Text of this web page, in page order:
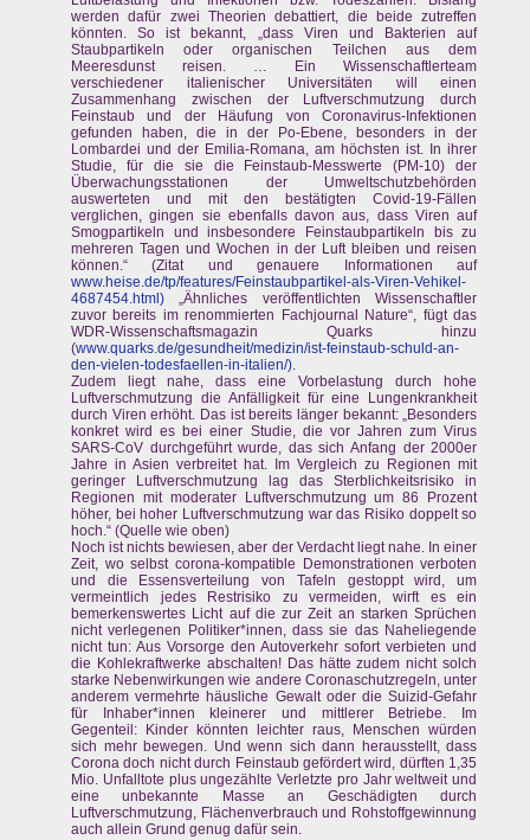
werden dafür zwei Theorien debattiert, die beide zutreffen
könnten. So ist bekannt, „dass Viren und Bakterien auf
Staubpartikeln oder organischen Teilchen aus dem
Meeresdunst reisen. … Ein Wissenschaftlerteam
verschiedener italienischer Universitäten will einen
Zusammenhang zwischen der Luftverschmutzung durch
Feinstaub und der Häufung von Coronavirus-Infektionen
gefunden haben, die in der Po-Ebene, besonders in der
Lombardei und der Emilia-Romana, am höchsten ist. In ihrer
Studie, für die sie die Feinstaub-Messwerte (PM-10) der
Überwachungsstationen der Umweltschutzbehörden
auswerteten und mit den bestätigten Covid-19-Fällen
verglichen, gingen sie ebenfalls davon aus, dass Viren auf
Smogpartikeln und insbesondere Feinstaubpartikeln bis zu
mehreren Tagen und Wochen in der Luft bleiben und reisen
können.“ (Zitat und genauere Informationen auf
www.heise.de/tp/features/Feinstaubpartikel-als-Viren-Vehikel-
4687454.html) „Ähnliches veröffentlichten Wissenschaftler
zuvor bereits im renommierten Fachjournal Nature“, fügt das
WDR-Wissenschaftsmagazin Quarks hinzu
(www.quarks.de/gesundheit/medizin/ist-feinstaub-schuld-an-
den-vielen-todesfaellen-in-italien/).
Zudem liegt nahe, dass eine Vorbelastung durch hohe
Luftverschmutzung die Anfälligkeit für eine Lungenkrankheit
durch Viren erhöht. Das ist bereits länger bekannt: „Besonders
konkret wird es bei einer Studie, die vor Jahren zum Virus
SARS-CoV durchgeführt wurde, das sich Anfang der 2000er
Jahre in Asien verbreitet hat. Im Vergleich zu Regionen mit
geringer Luftverschmutzung lag das Sterblichkeitsrisiko in
Regionen mit moderater Luftverschmutzung um 86 Prozent
höher, bei hoher Luftverschmutzung war das Risiko doppelt so
hoch.“ (Quelle wie oben)
Noch ist nichts bewiesen, aber der Verdacht liegt nahe. In einer
Zeit, wo selbst corona-kompatible Demonstrationen verboten
und die Essensverteilung von Tafeln gestoppt wird, um
vermeintlich jedes Restrisiko zu vermeiden, wirft es ein
bemerkenswertes Licht auf die zur Zeit an starken Sprüchen
nicht verlegenen Politiker*innen, dass sie das Naheliegende
nicht tun: Aus Vorsorge den Autoverkehr sofort verbieten und
die Kohlekraftwerke abschalten! Das hätte zudem nicht solch
starke Nebenwirkungen wie andere Coronaschutzregeln, unter
anderem vermehrte häusliche Gewalt oder die Suizid-Gefahr
für Inhaber*innen kleinerer und mittlerer Betriebe. Im
Gegenteil: Kinder könnten leichter raus, Menschen würden
sich mehr bewegen. Und wenn sich dann herausstellt, dass
Corona doch nicht durch Feinstaub gefördert wird, dürften 1,35
Mio. Unfalltote plus ungezählte Verletzte pro Jahr weltweit und
eine unbekannte Masse an Geschädigten durch
Luftverschmutzung, Flächenverbrauch und Rohstoffgewinnung
auch allein Grund genug dafür sein.